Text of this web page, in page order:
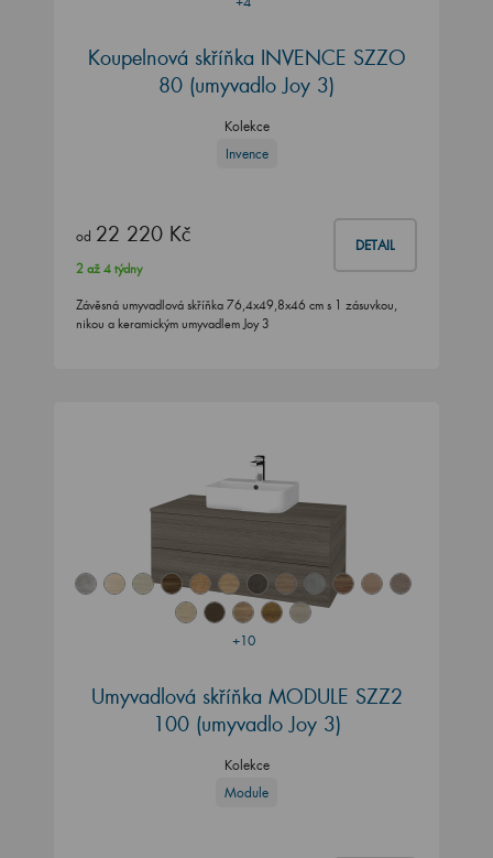
Koupelnová skříňka INVENCE SZZO
80 (umyvadlo Joy 3)
Kolekce
Invence
od 22 220 Kč DETAIL
2 až 4 týdny
Závěsná umyvadlová skříňka 76,4x49,8x46 cm s 1 zásuvkou,
nikou a keramickým umyvadlem Joy 3
+10
Umyvadlová skříňka MODULE SZZ2
100 (umyvadlo Joy 3)
Kolekce
Module